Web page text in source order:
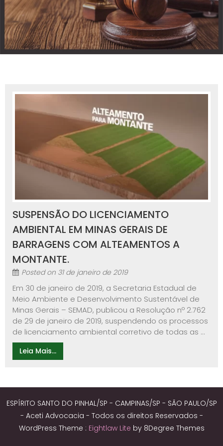
SUSPENSÃO DO LICENCIAMENTO
AMBIENTAL EM MINAS GERAIS DE
BARRAGENS COM ALTEAMENTOS A
MONTANTE.
Posted on 31 de janeiro de 2019
Em 30 de janeiro de 2019, a Secretaria Estadual de
Meio Ambiente e Desenvolvimento Sustentável de
Minas Gerais – SEMAD, publicou a Resolução nº 2.762
de 29 de janeiro de 2019, suspendendo os processos
de licenciamento ambiental corretivo de todas as ...
Leia Mais...
ESPÍRITO SANTO DO PINHAL/SP - CAMPINAS/SP - SÃO PAULO/SP
- Aceti Advocacia - Todos os direitos Reservados -
WordPress Theme : Eightlaw Lite by 8Degree Themes